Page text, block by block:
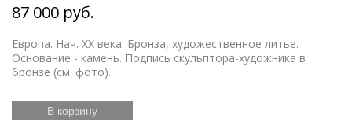
87 000 руб.
Европа. Нач. ХХ века. Бронза, художественное литье.
Основание - камень. Подпись скульптора-художника в
бронзе (см. фото).
В корзину